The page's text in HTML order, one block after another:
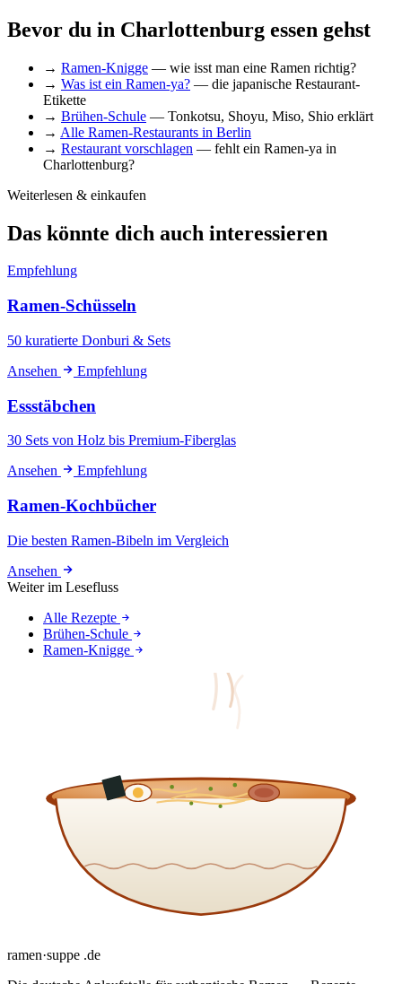
Bevor du in Charlottenburg essen gehst
→ Ramen-Knigge — wie isst man eine Ramen richtig?
→ Was ist ein Ramen-ya? — die japanische Restaurant-
Etikette
→ Brühen-Schule — Tonkotsu, Shoyu, Miso, Shio erklärt
→ Alle Ramen-Restaurants in Berlin
→ Restaurant vorschlagen — fehlt ein Ramen-ya in
Charlottenburg?
Weiterlesen & einkaufen
Das könnte dich auch interessieren
Empfehlung
Ramen-Schüsseln
50 kuratierte Donburi & Sets
Ansehen
Empfehlung
Essstäbchen
30 Sets von Holz bis Premium-Fiberglas
Ansehen
Empfehlung
Ramen-Kochbücher
Die besten Ramen-Bibeln im Vergleich
Ansehen
Weiter im Lesefluss
Alle Rezepte
Brühen-Schule
Ramen-Knigge
ramen·suppe .de